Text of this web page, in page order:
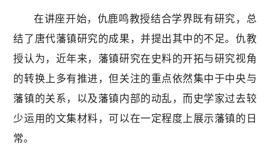
在讲座开始，仇鹿鸣教授结合学界既有研究，总
结了唐代藩镇研究的成果，并提出其中的不足。仇教
授认为，近年来，藩镇研究在史料的开拓与研究视角
的转换上多有推进，但关注的重点依然集中于中央与
藩镇的关系，以及藩镇内部的动乱，而史学家过去较
少运用的文集材料，可以在一定程度上展示藩镇的日
常。